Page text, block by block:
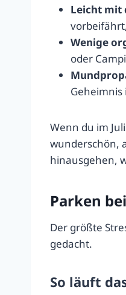
Leicht mit
Wenige
oder
Geheimnis
Wenn du im
wunderschön,
hinausgehen,
Parken
Der größte
gedacht.
So läuft